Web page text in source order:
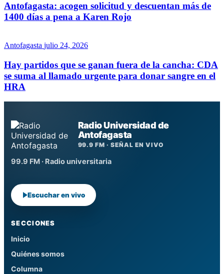
Antofagasta: acogen solicitud y descuentan más de
1400 días a pena a Karen Rojo
Antofagasta julio 24, 2026
Hay partidos que se ganan fuera de la cancha: CDA
se suma al llamado urgente para donar sangre en el
HRA
Radio Universidad de
Antofagasta
99.9 FM · SEÑAL EN VIVO
99.9 FM · Radio universitaria
Escuchar en vivo
SECCIONES
Inicio
Quiénes somos
Columna